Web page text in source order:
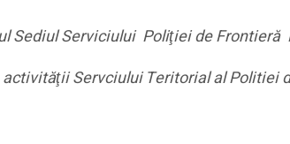
Sediul Serviciului Poliţiei de
activităţii Servciului Teritorial al Politiei